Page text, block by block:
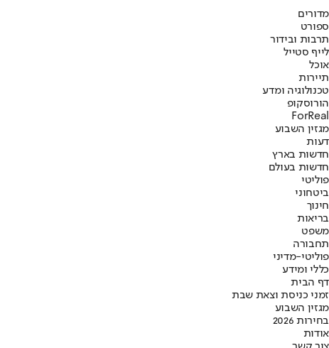
מדורים
ספורט
תרבות ובידור
לייף סטייל
אוכל
תיירות
טכנולוגיה ומדע
הורוסקופ
ForReal
מגזין השבוע
דעות
חדשות בארץ
חדשות בעולם
פוליטי
ביטחוני
חינוך
בריאות
משפט
תחבורה
פוליטי-מדיני
כללי ומידע
דף הבית
זמני כניסת וצאת שבת
מגזין השבוע
בחירות 2026
אודות